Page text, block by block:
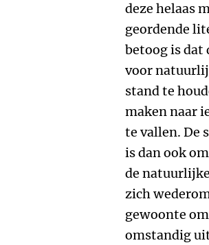
deze helaas
geordende
betoog is dat
voor
stand te
maken naar
te vallen. De
is dan ook
de
zich
gewoonte
omstandig